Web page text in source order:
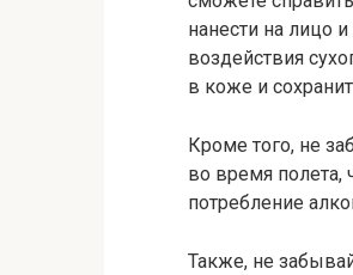
нанести на лицо
воздействия
в коже и
Кроме того, не
во время полета,
потребление
Также, не